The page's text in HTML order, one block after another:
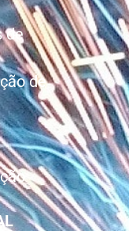
de
de